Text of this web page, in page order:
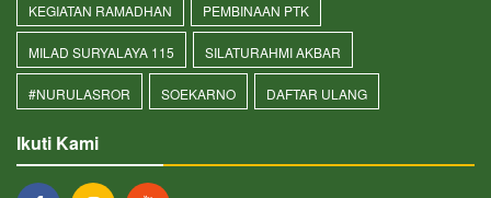
KEGIATAN RAMADHAN PEMBINAAN PTK
MILAD SURYALAYA 115 SILATURAHMI AKBAR
#NURULASROR SOEKARNO DAFTAR ULANG
Ikuti Kami